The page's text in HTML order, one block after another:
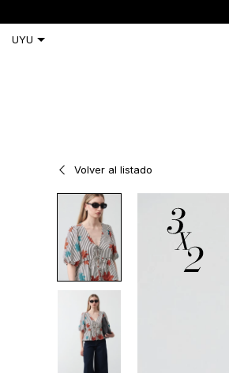
Volver al listado